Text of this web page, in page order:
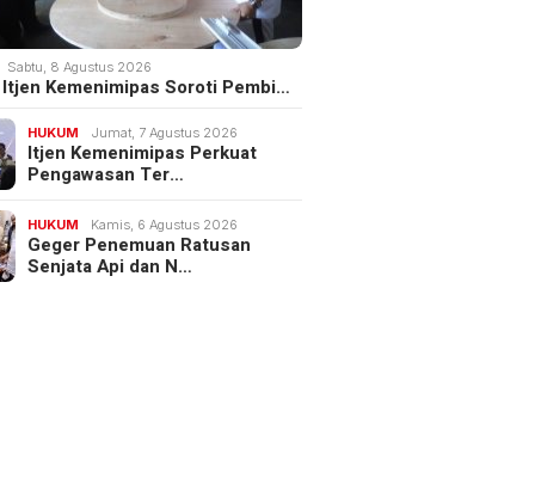
Sabtu, 8 Agustus 2026
Kemenimipas Soroti Pembi…
HUKUM Jumat, 7 Agustus 2026
Itjen Kemenimipas Perkuat
Pengawasan Ter…
HUKUM Kamis, 6 Agustus 2026
Geger Penemuan Ratusan
Senjata Api dan N…